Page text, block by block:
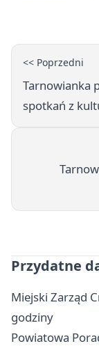
<< Poprzedni
Tarnowianka
spotkań z
Przydatne
Miejski Zarząd
godziny
Powiatowa